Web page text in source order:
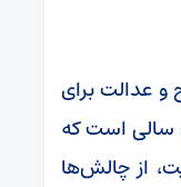
و عدالت برای
سالی است که
از چالش‌ها